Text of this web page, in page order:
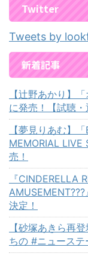
Twitter
Tweets by
新着記事
【辻野あかり】
に発売！【試聴・
【夢見りあむ】
MEMORIAL LIVE
売！
『CINDERELLA
決定！
【砂塚あきら再
ちの #ニューステ